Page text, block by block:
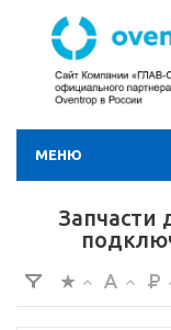
МЕНЮ
Запчасти